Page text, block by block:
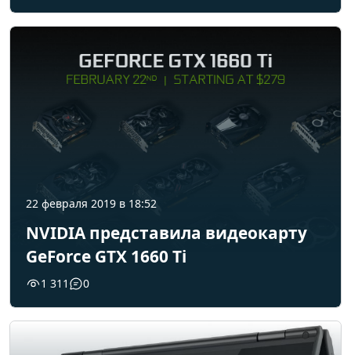
22 февраля 2019 в 18:52
NVIDIA представила видеокарту
GeForce GTX 1660 Ti
1 311 0